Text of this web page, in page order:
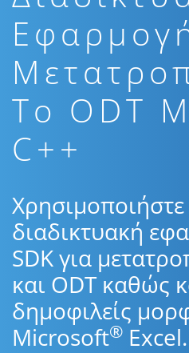
To ODT
C++
διαδικτυακή
SDK για
και ODT καθώς
δημοφιλείς
Microsoft® Excel.